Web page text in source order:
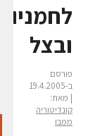
לחמניות
ובצל
פורסם
ב-19.4.2005
| מאת:
קונדיטוריה
ממבו